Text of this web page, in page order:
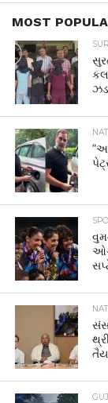
MOST